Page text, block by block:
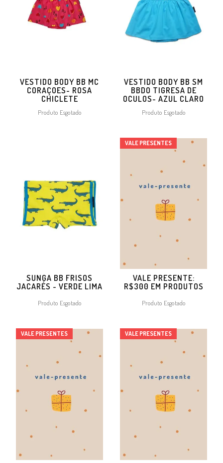
VESTIDO BODY BB MC
CORAÇOES- ROSA
CHICLETE
Produto Esgotado
VESTIDO BODY BB SM
BBDO TIGRESA DE
OCULOS- AZUL CLARO
Produto Esgotado
SUNGA BB FRISOS
JACARÉS - VERDE LIMA
Produto Esgotado
VALE PRESENTE:
R$300 EM PRODUTOS
Produto Esgotado
VALE PRESENTES
VALE PRESENTES VALE PRESENTES